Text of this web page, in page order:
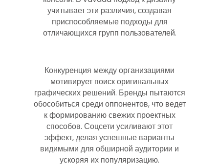
учитывает эти различия, создавая
приспособляемые подходы для
отличающихся групп пользователей.
Конкуренция между организациями
мотивирует поиск оригинальных
графических решений. Бренды пытаются
обособиться среди оппонентов, что ведет
к формированию свежих проектных
способов. Соцсети усиливают этот
эффект, делая успешные варианты
видимыми для обширной аудитории и
ускоряя их популяризацию.